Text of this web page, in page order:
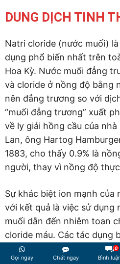
DUNG DỊCH TINH
Natri cloride (nước muối)
dụng phổ biến nhất trên
Hoa Kỳ. Nước muối đẳng
và cloride ở nồng độ bằng
nên đẳng trương so với
“muối đẳng trương” xuất
về ly giải hồng cầu của
Lan, ông Hartog
1883, cho thấy 0.9% là
người, thay vì nồng độ
Sự khác biệt ion mạnh của
với kết quả là việc sử dụng
muối dẫn đến nhiễm toan
cloride máu. Các tác dụng
chức năng miễn dịch và
Gọi ngay Chát ngay
0
Bình